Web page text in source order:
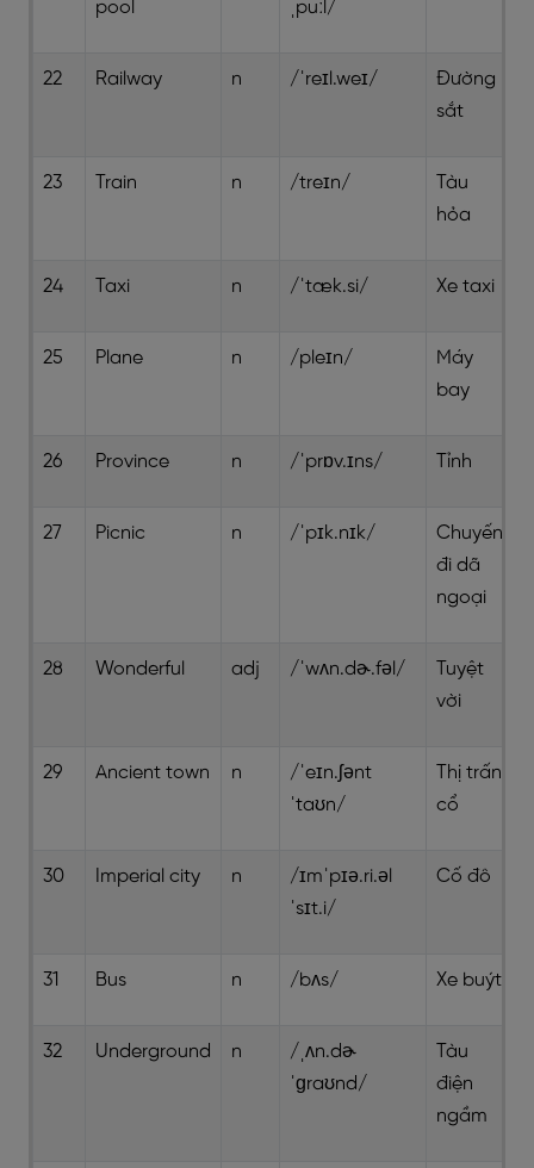
pool ˌpuːl/
22 Railway n /ˈreɪl.weɪ/
Đường
sắt
23 Train n /treɪn/
Tàu
hỏa
24 Taxi n /ˈtæk.si/ Xe taxi
25 Plane n /pleɪn/
Máy
bay
26 Province n /ˈprɒv.ɪns/ Tỉnh
27 Picnic n /ˈpɪk.nɪk/
Chuyến
đi dã
ngoại
28 Wonderful adj /ˈwʌn.dɚ.fəl/
Tuyệt
vời
29 Ancient town n
/ˈeɪn.ʃənt
ˈtaʊn/
Thị trấn
cổ
30 Imperial city n
/ɪmˈpɪə.ri.əl
ˈsɪt.i/
Cố đô
31 Bus n /bʌs/ Xe buýt
32 Underground n
/ˌʌn.dɚ
ˈɡraʊnd/
Tàu
điện
ngầm